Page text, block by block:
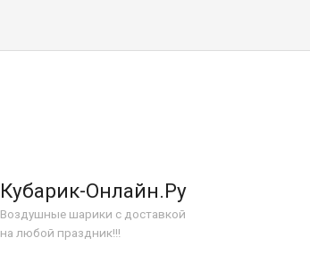
Кубарик-Онлайн.Ру
Воздушные шарики с доставкой
на любой праздник!!!